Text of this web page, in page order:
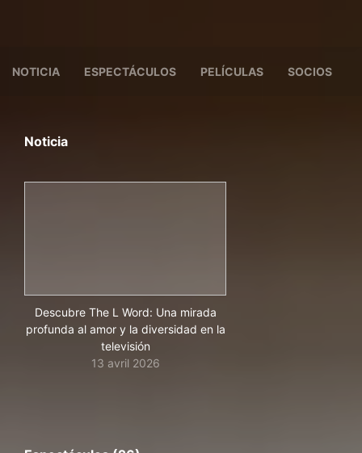
NOTICIA ESPECTÁCULOS PELÍCULAS SOCIOS
Noticia
Descubre The L Word: Una mirada
profunda al amor y la diversidad en la
televisión
13 avril 2026